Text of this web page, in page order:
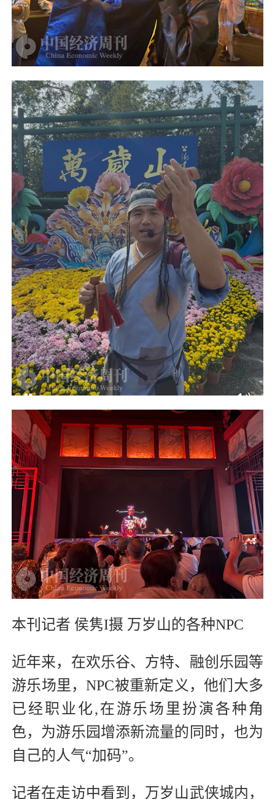
本刊记者 侯隽I摄 万岁山的各种NPC
近年来，在欢乐谷、方特、融创乐园等
游乐场里，NPC被重新定义，他们大多
已经职业化,在游乐场里扮演各种角
色，为游乐园增添新流量的同时，也为
自己的人气“加码”。
记者在走访中看到，万岁山武侠城内，